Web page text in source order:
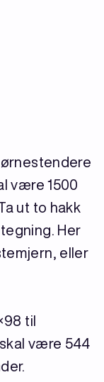
være 1500
ut to hakk
Her
eller
til
være 544